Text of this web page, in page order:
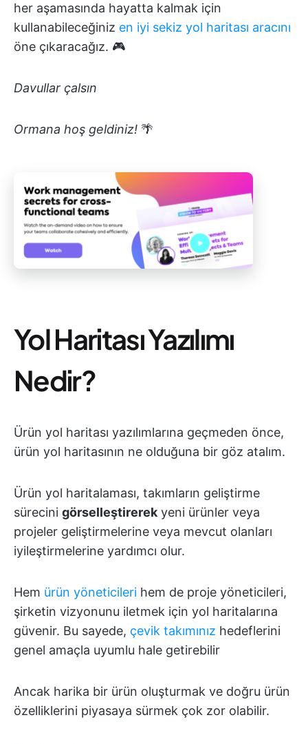
her aşamasında hayatta kalmak için
kullanabileceğiniz en iyi sekiz yol haritası aracını
öne çıkaracağız. 🎮
Davullar çalsın
Ormana hoş geldiniz! 🌴
Yol Haritası Yazılımı
Nedir?
Ürün yol haritası yazılımlarına geçmeden önce,
ürün yol haritasının ne olduğuna bir göz atalım.
Ürün yol haritalaması, takımların geliştirme
sürecini görselleştirerek yeni ürünler veya
projeler geliştirmelerine veya mevcut olanları
iyileştirmelerine yardımcı olur.
Hem ürün yöneticileri hem de proje yöneticileri,
şirketin vizyonunu iletmek için yol haritalarına
güvenir. Bu sayede, çevik takımınız hedeflerini
genel amaçla uyumlu hale getirebilir
Ancak harika bir ürün oluşturmak ve doğru ürün
özelliklerini piyasaya sürmek çok zor olabilir.